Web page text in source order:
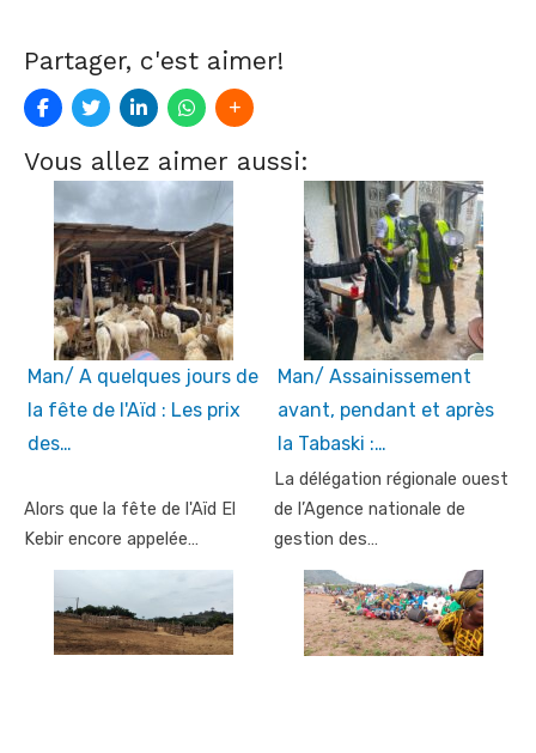
Partager, c'est aimer!
Vous allez aimer aussi:
Man/ A quelques jours de
la fête de l'Aïd : Les prix
des…
Alors que la fête de l'Aïd El
Kebir encore appelée…
Man/ Assainissement
avant, pendant et après
la Tabaski :…
La délégation régionale ouest
de l’Agence nationale de
gestion des…